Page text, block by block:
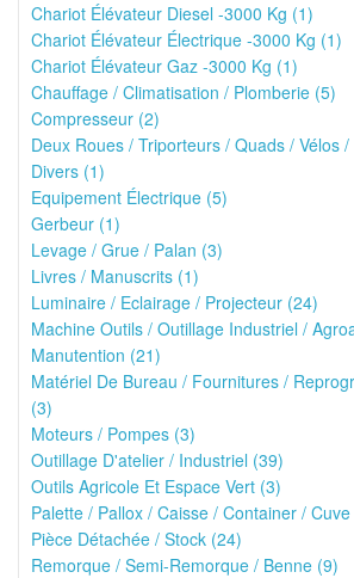
Chariot Élévateur Diesel -3000 Kg (1)
Chariot Élévateur Électrique -3000 Kg (1)
Chariot Élévateur Gaz -3000 Kg (1)
Chauffage / Climatisation / Plomberie (5)
Compresseur (2)
Deux Roues / Triporteurs / Quads / Vélos
Divers (1)
Equipement Électrique (5)
Gerbeur (1)
Levage / Grue / Palan (3)
Livres / Manuscrits (1)
Luminaire / Eclairage / Projecteur (24)
Machine Outils / Outillage Industriel /
Manutention (21)
Matériel De Bureau / Fournitures /
(3)
Moteurs / Pompes (3)
Outillage D'atelier / Industriel (39)
Outils Agricole Et Espace Vert (3)
Palette / Pallox / Caisse / Container /
Pièce Détachée / Stock (24)
Remorque / Semi-Remorque / Benne (9)